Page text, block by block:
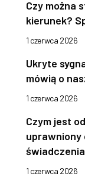
Czy można
kierunek?
1 czerwca 2026
Ukryte
mówią o
1 czerwca 2026
Czym jest
uprawniony
1 czerwca 2026